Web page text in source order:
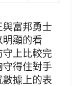
富邦勇士
明顯的看
上比較完
得住對手
據上的表